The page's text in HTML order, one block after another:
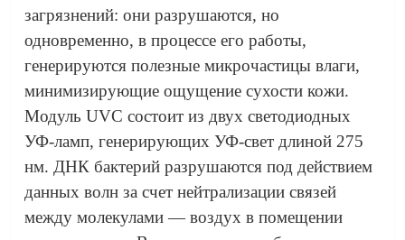
загрязнений: они разрушаются, но
одновременно, в процессе его работы,
генерируются полезные микрочастицы влаги,
минимизирующие ощущение сухости кожи.
Модуль UVC состоит из двух светодиодных
УФ-ламп, генерирующих УФ-свет длиной 275
нм. ДНК бактерий разрушаются под действием
данных волн за счет нейтрализации связей
между молекулами — воздух в помещении